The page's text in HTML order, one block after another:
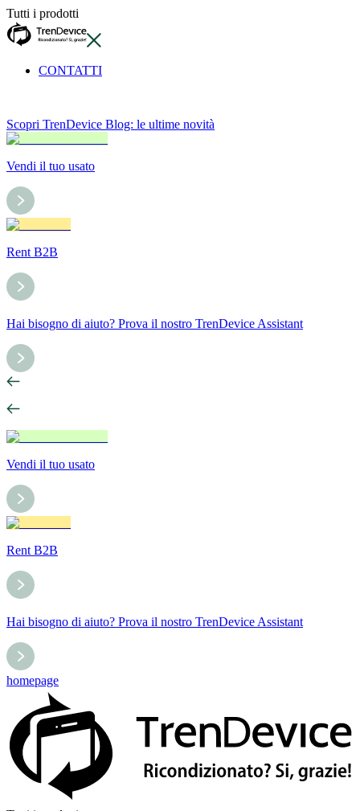
Tutti i prodotti
CONTATTI
Scopri TrenDevice Blog: le ultime novità
Vendi il tuo usato
Rent B2B
Hai bisogno di aiuto? Prova il nostro TrenDevice Assistant
Vendi il tuo usato
Rent B2B
Hai bisogno di aiuto? Prova il nostro TrenDevice Assistant
homepage